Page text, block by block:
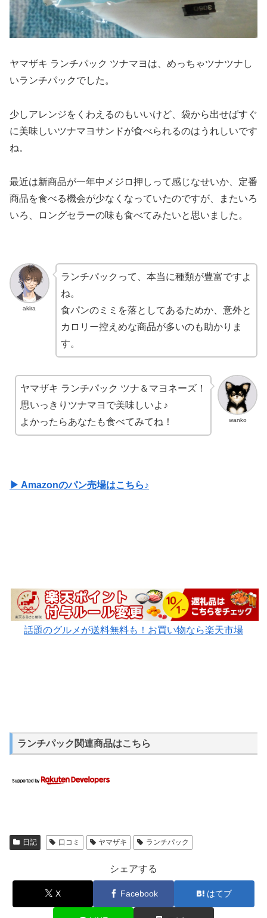
ヤマザキ ランチパック ツナマヨは、めっちゃツナツナし
いランチパックでした。
少しアレンジをくわえるのもいいけど、袋から出せばすぐ
に美味しいツナマヨサンドが食べられるのはうれしいです
ね。
最近は新商品が一年中メジロ押しって感じなせいか、定番
商品を食べる機会が少なくなっていたのですが、またいろ
いろ、ロングセラーの味も食べてみたいと思いました。
akira
ランチパックって、本当に種類が豊富ですよ
ね。
食パンのミミを落としてあるためか、意外と
カロリー控えめな商品が多いのも助かりま
す。
wanko
ヤマザキ ランチパック ツナ＆マヨネーズ！
思いっきりツナマヨで美味しいよ♪
よかったらあなたも食べてみてね！
▶ Amazonのパン売場はこちら♪
話題のグルメが送料無料も！お買い物なら楽天市場
ランチパック関連商品はこちら
日記 口コミ ヤマザキ ランチパック
シェアする
X Facebook はてブ